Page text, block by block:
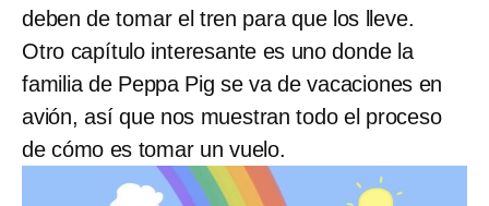
deben de tomar el tren para que los lleve.
Otro capítulo interesante es uno donde la
familia de Peppa Pig se va de vacaciones en
avión, así que nos muestran todo el proceso
de cómo es tomar un vuelo.